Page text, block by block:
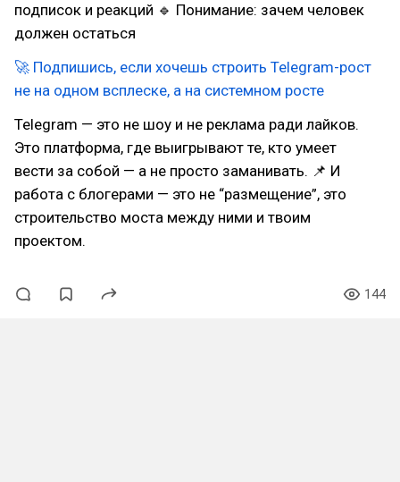
подписок и реакций 🔹 Понимание: зачем человек
должен остаться
🚀 Подпишись, если хочешь строить Telegram-рост
не на одном всплеске, а на системном росте
Telegram — это не шоу и не реклама ради лайков.
Это платформа, где выигрывают те, кто умеет
вести за собой — а не просто заманивать. 📌 И
работа с блогерами — это не “размещение”, это
строительство моста между ними и твоим
проектом.
144